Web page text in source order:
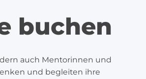
buchen
auch Mentorinnen und
und begleiten ihre